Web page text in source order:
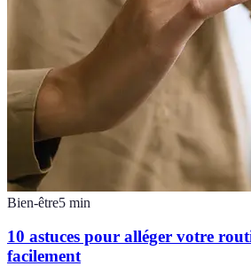
Bien-être5 min
10 astuces pour alléger votre
facilement